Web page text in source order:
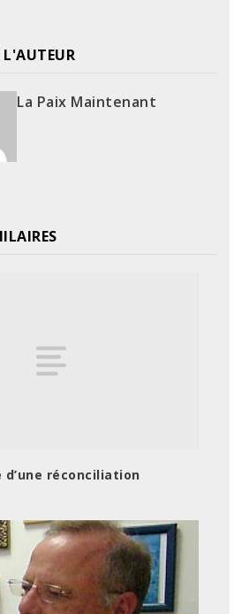
L'AUTEUR
La Paix Maintenant
d’une réconciliation